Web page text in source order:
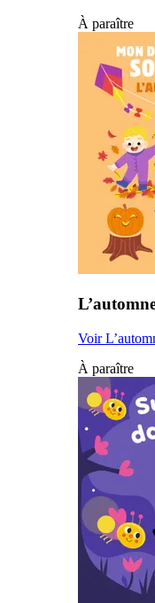
À paraître
Voir
À paraître